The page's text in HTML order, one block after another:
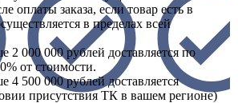
оплаты заказа, если товар есть в
в пределах всей
2 000 000 рублей доставляется по
от стоимости.
4 500 000 рублей доставляется
присутствия ТК в вашем регионе)